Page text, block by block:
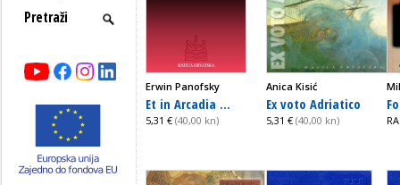
Erwin Panofsky
Et in Arcadia ...
5,31 € (40,00 kn)
Anica Kisić
Ex voto Adriatico
5,31 € (40,00 kn)